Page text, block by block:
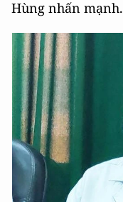
Hùng nhấn mạnh.